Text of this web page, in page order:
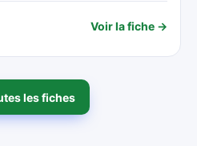
Voir la fiche →
les fiches